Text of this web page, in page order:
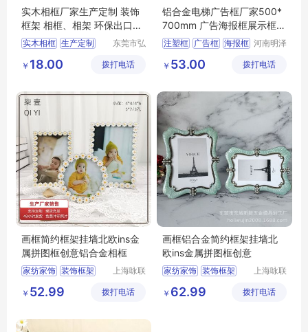
实木相框厂家生产定制 装饰
框架 相框、相架 环保出口工
艺品相框
实木相框 生产定制
东莞市弘
艺制品有
￥ 18.00 拨打电话
铝合金电梯广告框厂家500*
700mm 广告海报框展示框架
广告框架
注塑框 广告框 海报框 河南明泽
有限公司
￥ 53.00 拨打电话
画框简约框架挂墙北欧ins金
属拼图框创意铝合金相框
家纺家饰 装饰框架
上海咏联
公司
￥ 52.99 拨打电话
画框铝合金简约框架挂墙北
欧ins金属拼图框创意
家纺家饰 装饰框架
上海咏联
公司
￥ 62.99 拨打电话